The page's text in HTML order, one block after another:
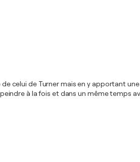
celui de Turner mais en y apportant
à la fois et dans un même temps